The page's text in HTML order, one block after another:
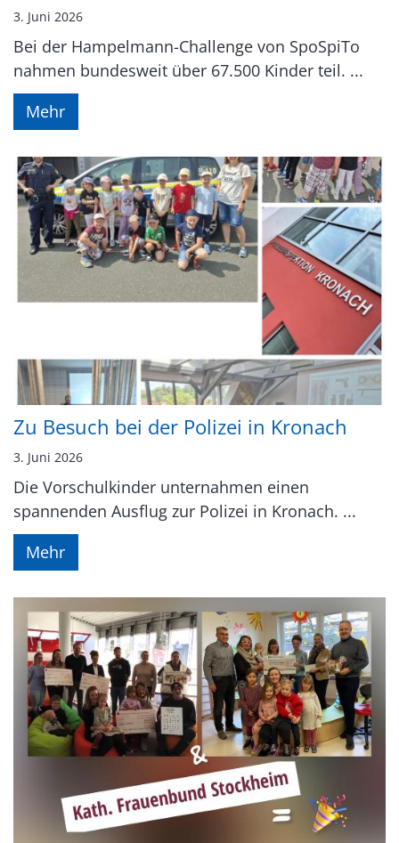
3. Juni 2026
Bei der Hampelmann-Challenge von SpoSpiTo
nahmen bundesweit über 67.500 Kinder teil. ...
Mehr
Zu Besuch bei der Polizei in Kronach
3. Juni 2026
Die Vorschulkinder unternahmen einen
spannenden Ausflug zur Polizei in Kronach. ...
Mehr